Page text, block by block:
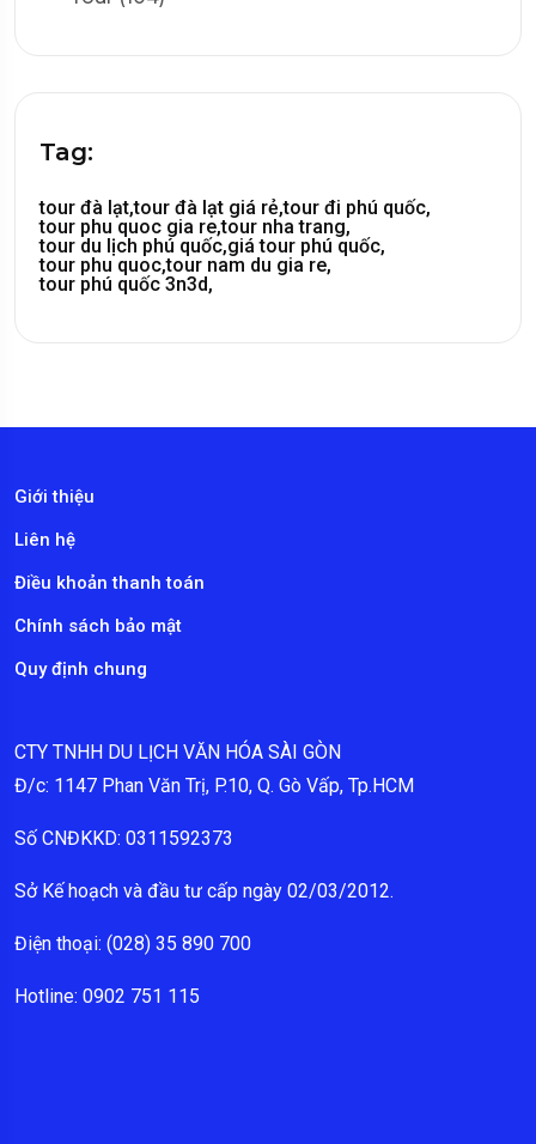
Tag:
tour đà lạt,tour đà lạt giá rẻ,tour đi phú quốc,
tour phu quoc gia re,tour nha trang,
tour du lịch phú quốc,giá tour phú quốc,
tour phu quoc,tour nam du gia re,
tour phú quốc 3n3d,
Giới thiệu
Liên hệ
Điều khoản thanh toán
Chính sách bảo mật
Quy định chung
CTY TNHH DU LỊCH VĂN HÓA SÀI GÒN
Đ/c: 1147 Phan Văn Trị, P.10, Q. Gò Vấp, Tp.HCM
Số CNĐKKD: 0311592373
Sở Kế hoạch và đầu tư cấp ngày 02/03/2012.
Điện thoại: (028) 35 890 700
Hotline: 0902 751 115